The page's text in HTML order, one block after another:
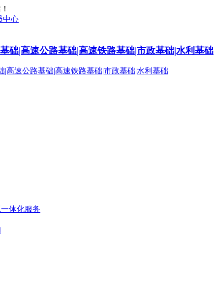
中心
础|高速公路基础|高速铁路基础|市政基础|水利基础
体化服务